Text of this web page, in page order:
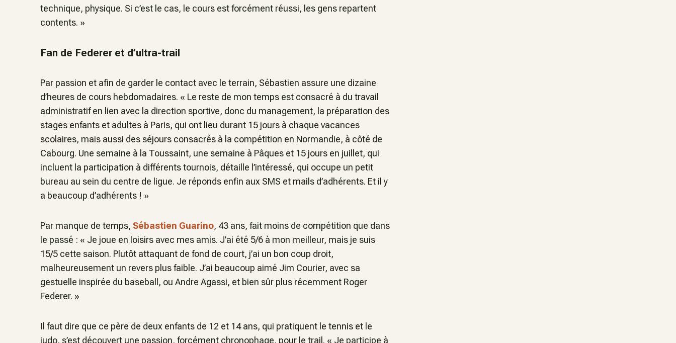
technique, physique. Si c’est le cas, le cours est forcément réussi, les gens repartent
contents. »
Fan de Federer et d’ultra-trail
Par passion et afin de garder le contact avec le terrain, Sébastien assure une dizaine
d’heures de cours hebdomadaires. « Le reste de mon temps est consacré à du travail
administratif en lien avec la direction sportive, donc du management, la préparation des
stages enfants et adultes à Paris, qui ont lieu durant 15 jours à chaque vacances
scolaires, mais aussi des séjours consacrés à la compétition en Normandie, à côté de
Cabourg. Une semaine à la Toussaint, une semaine à Pâques et 15 jours en juillet, qui
incluent la participation à différents tournois, détaille l’intéressé, qui occupe un petit
bureau au sein du centre de ligue. Je réponds enfin aux SMS et mails d’adhérents. Et il y
a beaucoup d’adhérents ! »
Par manque de temps, Sébastien Guarino, 43 ans, fait moins de compétition que dans
le passé : « Je joue en loisirs avec mes amis. J’ai été 5/6 à mon meilleur, mais je suis
15/5 cette saison. Plutôt attaquant de fond de court, j’ai un bon coup droit,
malheureusement un revers plus faible. J’ai beaucoup aimé Jim Courier, avec sa
gestuelle inspirée du baseball, ou Andre Agassi, et bien sûr plus récemment Roger
Federer. »
Il faut dire que ce père de deux enfants de 12 et 14 ans, qui pratiquent le tennis et le
judo, s’est découvert une passion, forcément chronophage, pour le trail. « Je participe à